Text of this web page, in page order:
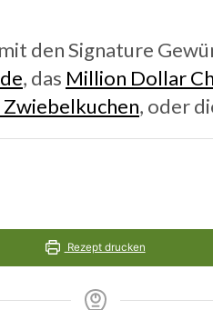
den Signature
, das Million Dollar
, oder
Rezept drucken